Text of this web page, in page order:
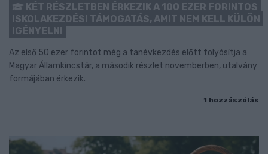
KÉT RÉSZLETBEN ÉRKEZIK A 100 EZER FORINTOS
ISKOLAKEZDÉSI TÁMOGATÁS, AMIT NEM KELL KÜLÖN
IGÉNYELNI
Az első 50 ezer forintot még a tanévkezdés előtt folyósítja a
Magyar Államkincstár, a második részlet novemberben, utalvány
formájában érkezik.
1 hozzászólás